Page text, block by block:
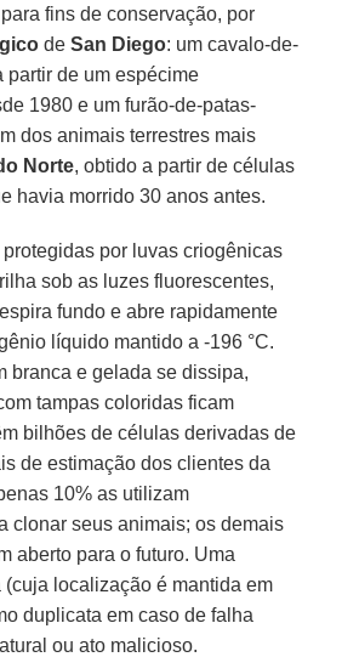
fins de conservação, por
deSan Diego: um cavalo-de-
partir de um espécime
1980 e um furão-de-patas-
dos animais terrestres mais
Norte, obtido a partir de células
havia morrido 30 anos antes.
por luvas criogênicas
sob as luzes fluorescentes,
fundo e abre rapidamente
líquido mantido a -196 °C.
branca e gelada se dissipa,
tampas coloridas ficam
bilhões de células derivadas de
de estimação dos clientes da
10% as utilizam
clonar seus animais; os demais
aberto para o futuro. Uma
localização é mantida em
duplicata em caso de falha
ou ato malicioso.